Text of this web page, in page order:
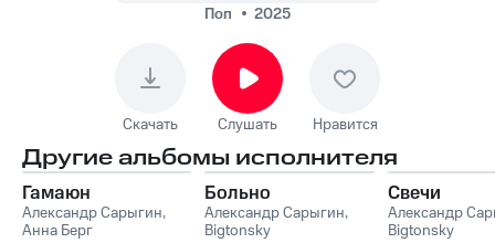
Поп
2025
Скачать Слушать Нравится
Другие альбомы исполнителя
Гамаюн
Александр Сарыгин,
Анна Берг
Больно
Александр Сарыгин,
Bigtonsky
Свечи
Александр
Bigtonsky